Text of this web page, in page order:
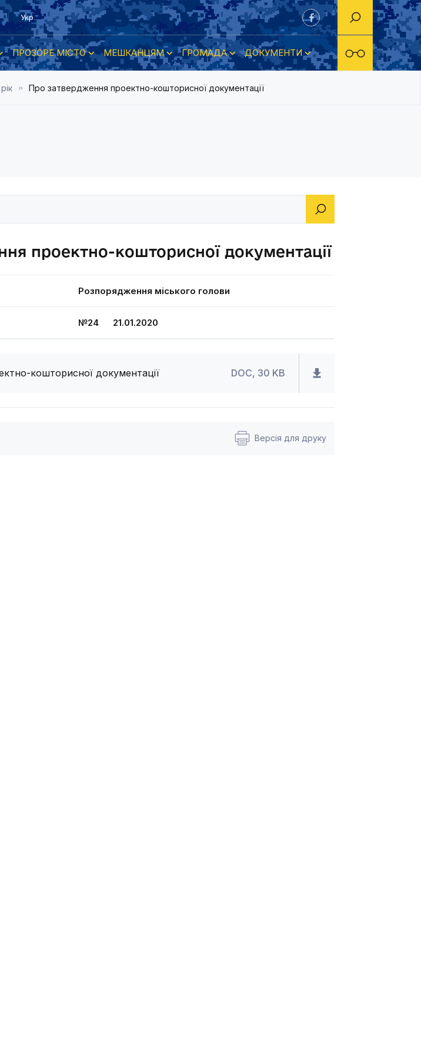
Укр
ПРОЗОРЕ МІСТО МЕШКАНЦЯМ ГРОМАДА ДОКУМЕНТИ
Про затвердження проектно-кошторисної документації
проектно-кошторисної документації
Розпорядження міського голови
№24 21.01.2020
кошторисної документації DOC, 30 KB
Версія для друку